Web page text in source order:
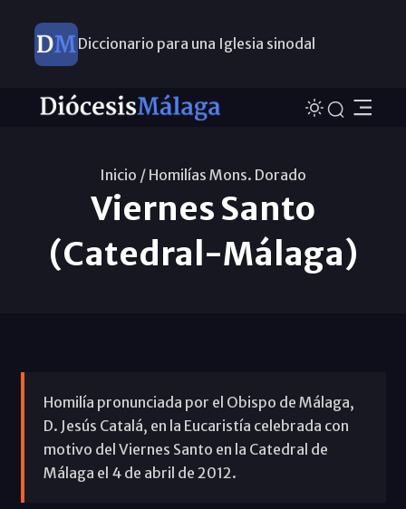
Diccionario para una Iglesia sinodal
Nuevos nombramientos
Inicio / Homilías Mons. Dorado
Viernes Santo
(Catedral-Málaga)
Homilía pronunciada por el Obispo de Málaga,
D. Jesús Catalá, en la Eucaristía celebrada con
motivo del Viernes Santo en la Catedral de
Málaga el 4 de abril de 2012.